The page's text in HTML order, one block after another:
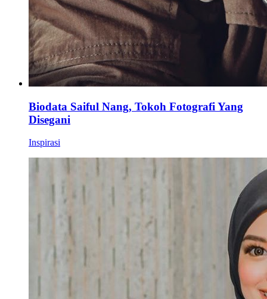
Biodata Saiful Nang, Tokoh Fotografi Yang
Disegani
Inspirasi